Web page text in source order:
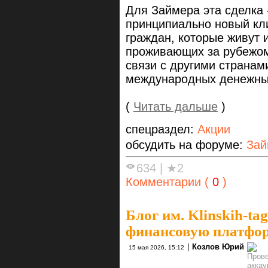
Для Займера эта
принципиально новый
граждан, которые живут
проживающих за
связи с другими
международных
( Читать дальше )
спецраздел: Акции
обсудить на форуме:
634
★2
Комментарии ( 0 )
Блог им. Klinskih-tag
финансовую
15 мая 2026, 15:12 Козлов Юрий